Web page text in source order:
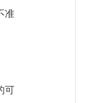
准
可